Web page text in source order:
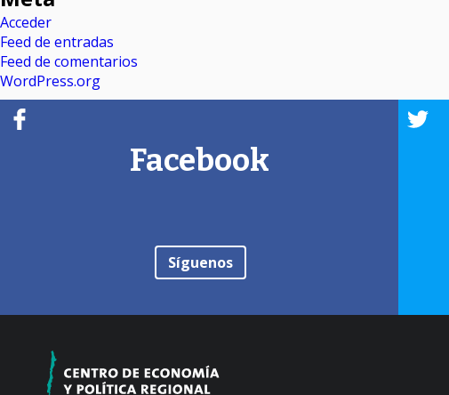
Acceder
Feed de entradas
Feed de comentarios
WordPress.org
Facebook
Síguenos